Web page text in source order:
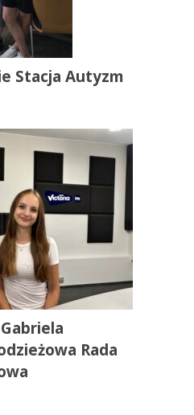
Stacja Autyzm
Rada